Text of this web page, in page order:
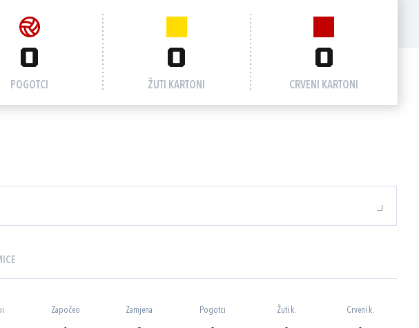
0
POGOTCI
0
ŽUTI KARTONI
0
CRVENI KARTONI
Započeo Zamjena Pogotci Žuti k. Crveni k.